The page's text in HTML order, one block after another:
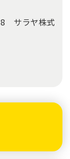
8 サラヤ株式